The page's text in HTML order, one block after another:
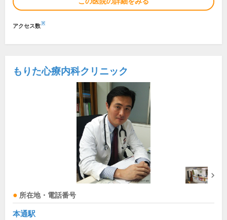
アクセス数※
もりた心療内科クリニック
所在地・電話番号
本通駅